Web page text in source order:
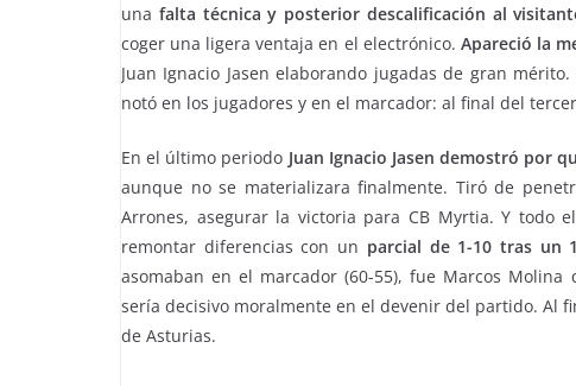
una falta técnica y posterior descalificación al
coger una ligera ventaja en el electrónico. Apareció la
Juan Ignacio Jasen elaborando jugadas de gran
notó en los jugadores y en el marcador: al final del
En el último periodo Juan Ignacio Jasen demostró por
aunque no se materializara finalmente. Tiró de
Arrones, asegurar la victoria para CB Myrtia. Y todo
remontar diferencias con un parcial de 1-10 tras un
asomaban en el marcador (60-55), fue Marcos
sería decisivo moralmente en el devenir del partido. Al
de Asturias.